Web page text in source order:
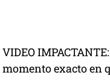
VIDEO
momento exacto en